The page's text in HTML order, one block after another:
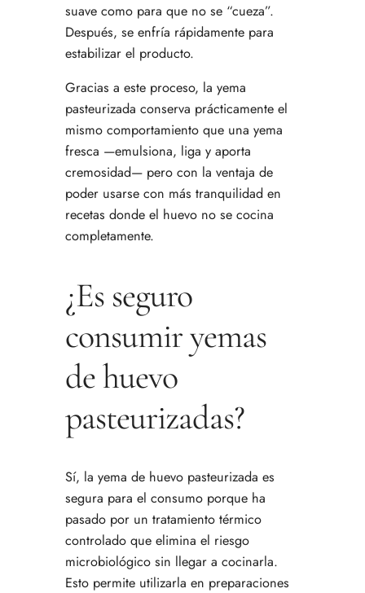
suave como para que no se “cueza”.
Después, se enfría rápidamente para
estabilizar el producto.
Gracias a este proceso, la yema
pasteurizada conserva prácticamente el
mismo comportamiento que una yema
fresca —emulsiona, liga y aporta
cremosidad— pero con la ventaja de
poder usarse con más tranquilidad en
recetas donde el huevo no se cocina
completamente.
¿Es seguro
consumir yemas
de huevo
pasteurizadas?
Sí, la yema de huevo pasteurizada es
segura para el consumo porque ha
pasado por un tratamiento térmico
controlado que elimina el riesgo
microbiológico sin llegar a cocinarla.
Esto permite utilizarla en preparaciones